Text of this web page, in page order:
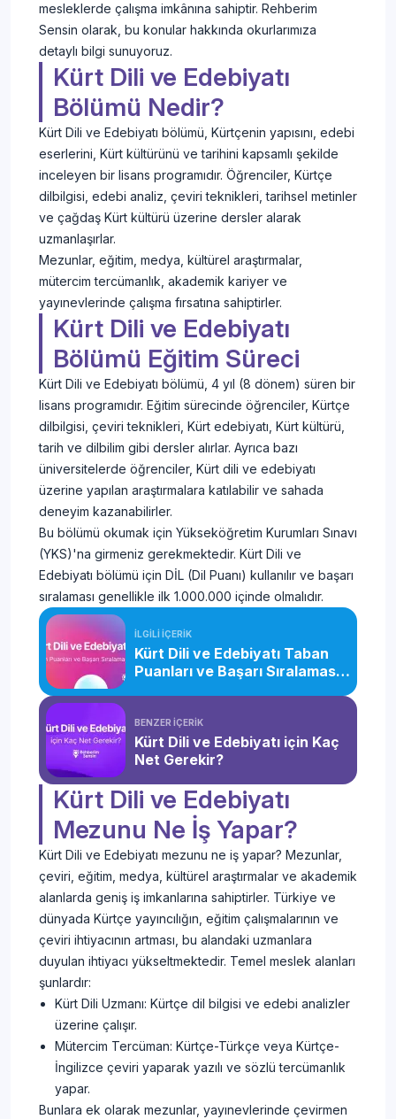
mesleklerde çalışma imkânına sahiptir. Rehberim
Sensin olarak, bu konular hakkında okurlarımıza
detaylı bilgi sunuyoruz.
Kürt Dili ve Edebiyatı
Bölümü Nedir?
Kürt Dili ve Edebiyatı bölümü, Kürtçenin yapısını, edebi
eserlerini, Kürt kültürünü ve tarihini kapsamlı şekilde
inceleyen bir lisans programıdır. Öğrenciler, Kürtçe
dilbilgisi, edebi analiz, çeviri teknikleri, tarihsel metinler
ve çağdaş Kürt kültürü üzerine dersler alarak
uzmanlaşırlar.
Mezunlar, eğitim, medya, kültürel araştırmalar,
mütercim tercümanlık, akademik kariyer ve
yayınevlerinde çalışma fırsatına sahiptirler.
Kürt Dili ve Edebiyatı
Bölümü Eğitim Süreci
Kürt Dili ve Edebiyatı bölümü, 4 yıl (8 dönem) süren bir
lisans programıdır. Eğitim sürecinde öğrenciler, Kürtçe
dilbilgisi, çeviri teknikleri, Kürt edebiyatı, Kürt kültürü,
tarih ve dilbilim gibi dersler alırlar. Ayrıca bazı
üniversitelerde öğrenciler, Kürt dili ve edebiyatı
üzerine yapılan araştırmalara katılabilir ve sahada
deneyim kazanabilirler.
Bu bölümü okumak için Yükseköğretim Kurumları Sınavı
(YKS)'na girmeniz gerekmektedir. Kürt Dili ve
Edebiyatı bölümü için DİL (Dil Puanı) kullanılır ve başarı
sıralaması genellikle ilk 1.000.000 içinde olmalıdır.
İLGİLİ İÇERİK
Kürt Dili ve Edebiyatı Taban
Puanları ve Başarı Sıralaması
BENZER İÇERİK
Kürt Dili ve Edebiyatı için Kaç
Net Gerekir?
Kürt Dili ve Edebiyatı
Mezunu Ne İş Yapar?
Kürt Dili ve Edebiyatı mezunu ne iş yapar? Mezunlar,
çeviri, eğitim, medya, kültürel araştırmalar ve akademik
alanlarda geniş iş imkanlarına sahiptirler. Türkiye ve
dünyada Kürtçe yayıncılığın, eğitim çalışmalarının ve
çeviri ihtiyacının artması, bu alandaki uzmanlara
duyulan ihtiyacı yükseltmektedir. Temel meslek alanları
şunlardır:
Kürt Dili Uzmanı: Kürtçe dil bilgisi ve edebi analizler
üzerine çalışır.
Mütercim Tercüman: Kürtçe-Türkçe veya Kürtçe-
İngilizce çeviri yaparak yazılı ve sözlü tercümanlık
yapar.
Bunlara ek olarak mezunlar, yayınevlerinde çevirmen